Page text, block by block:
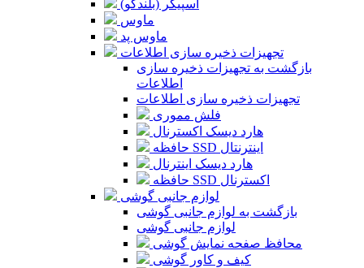
اسپیکر (بلندگو)
ماوس
ماوس پد
تجهیزات ذخیره سازی اطلاعات
بازگشت به تجهیزات ذخیره سازی
اطلاعات
تجهیزات ذخیره سازی اطلاعات
فلش مموری
هارد دیسک اکسترنال
حافظه SSD اینترنتال
هارد دیسک اینترنال
حافظه SSD اکسترنال
لوازم جانبی گوشی
بازگشت به لوازم جانبی گوشی
لوازم جانبی گوشی
محافظ صفحه نمایش گوشی
کیف و کاور گوشی